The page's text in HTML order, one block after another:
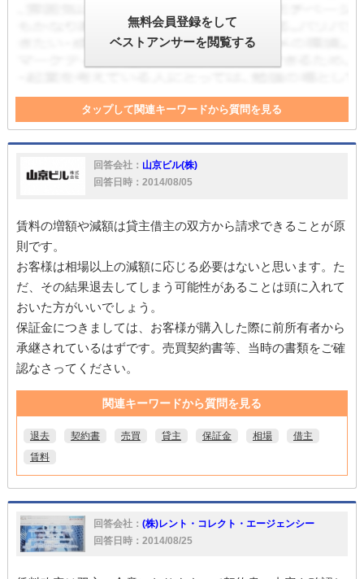
無料会員登録をして
ベストアンサーを閲覧する
タップして関連キーワードから質問を見る
責任 退去 契約書 値下げ 家 家賃
支払い
回答会社： 山京ビル(株)
回答日時：2014/08/05
賃料の増額や減額は貸主借主の双方から請求できることが原
則です。
お客様は相場以上の減額に応じる必要はないと思います。た
だ、その結果退去してしまう可能性があることは頭に入れて
おいた方がいいでしょう。
保証金につきましては、お客様が購入した際に前所有者から
承継されているはずです。売買契約書等、当時の書類をご確
認なさってください。
関連キーワードから質問を見る
退去 契約書 売買 貸主 保証金 相場
借主
賃料
回答会社： (株)レント・コレクト・エージェンシー
回答日時：2014/08/25